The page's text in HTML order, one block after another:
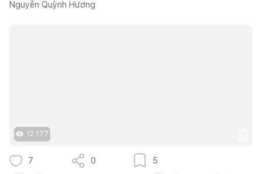
Nguyễn Quỳnh Hương
12.177
7 0 5